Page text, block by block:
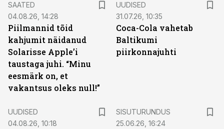
SAATED
04.08.26, 14:28
Piilmannid tõid
kahjumit näidanud
Solarisse Apple’i
taustaga juhi. “Minu
eesmärk on, et
vakantsus oleks null!”
UUDISED
31.07.26, 10:35
Coca-Cola vahetab
Baltikumi
piirkonnajuhti
UUDISED
04.08.26, 10:18
SISUTURUNDUS
25.06.26, 16:24